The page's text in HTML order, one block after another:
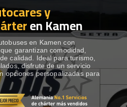
Show dropdown
Show dropdown
y
en Kamen
en Kamen con
garantizan comodidad,
calidad. Ideal para turismo,
disfrute de un servicio
opciones personalizadas para